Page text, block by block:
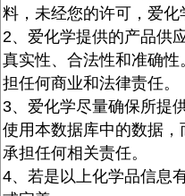
料，未经您的许可，爱化
2、爱化学提供的产品供
真实性、合法性和准确
担任何商业和法律责任。
3、爱化学尽量确保所提
使用本数据库中的数据
承担任何相关责任。
4、若是以上化学品信息